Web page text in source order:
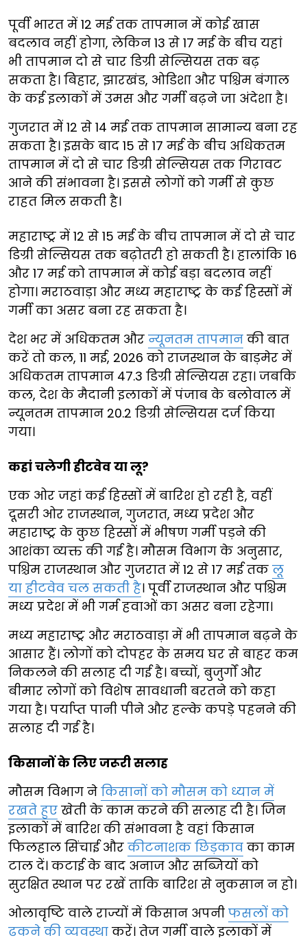
पूर्वी भारत में 12 मई तक तापमान में कोई खास
बदलाव नहीं होगा, लेकिन 13 से 17 मई के बीच यहां
भी तापमान दो से चार डिग्री सेल्सियस तक बढ़
सकता है। बिहार, झारखंड, ओडिशा और पश्चिम बंगाल
के कई इलाकों में उमस और गर्मी बढ़ने जा अंदेशा है।
गुजरात में 12 से 14 मई तक तापमान सामान्य बना रह
सकता है। इसके बाद 15 से 17 मई के बीच अधिकतम
तापमान में दो से चार डिग्री सेल्सियस तक गिरावट
आने की संभावना है। इससे लोगों को गर्मी से कुछ
राहत मिल सकती है।
महाराष्ट्र में 12 से 15 मई के बीच तापमान में दो से चार
डिग्री सेल्सियस तक बढ़ोतरी हो सकती है। हालांकि 16
और 17 मई को तापमान में कोई बड़ा बदलाव नहीं
होगा। मराठवाड़ा और मध्य महाराष्ट्र के कई हिस्सों में
गर्मी का असर बना रह सकता है।
देश भर में अधिकतम और न्यूनतम तापमान की बात
करें तो कल, 11 मई, 2026 को राजस्थान के बाड़मेर में
अधिकतम तापमान 47.3 डिग्री सेल्सियस रहा। जबकि
कल, देश के मैदानी इलाकों में पंजाब के बलोवाल में
न्यूनतम तापमान 20.2 डिग्री सेल्सियस दर्ज किया
गया।
कहां चलेगी हीटवेव या लू?
एक ओर जहां कई हिस्सों में बारिश हो रही है, वहीं
दूसरी ओर राजस्थान, गुजरात, मध्य प्रदेश और
महाराष्ट्र के कुछ हिस्सों में भीषण गर्मी पड़ने की
आशंका व्यक्त की गई है। मौसम विभाग के अनुसार,
पश्चिम राजस्थान और गुजरात में 12 से 17 मई तक लू
या हीटवेव चल सकती है। पूर्वी राजस्थान और पश्चिम
मध्य प्रदेश में भी गर्म हवाओं का असर बना रहेगा।
मध्य महाराष्ट्र और मराठवाड़ा में भी तापमान बढ़ने के
आसार हैं। लोगों को दोपहर के समय घर से बाहर कम
निकलने की सलाह दी गई है। बच्चों, बुजुर्गों और
बीमार लोगों को विशेष सावधानी बरतने को कहा
गया है। पर्याप्त पानी पीने और हल्के कपड़े पहनने की
सलाह दी गई है।
किसानों के लिए जरूरी सलाह
मौसम विभाग ने किसानों को मौसम को ध्यान में
रखते हुए खेती के काम करने की सलाह दी है। जिन
इलाकों में बारिश की संभावना है वहां किसान
फिलहाल सिंचाई और कीटनाशक छिड़काव का काम
टाल दें। कटाई के बाद अनाज और सब्जियों को
सुरक्षित स्थान पर रखें ताकि बारिश से नुकसान न हो।
ओलावृष्टि वाले राज्यों में किसान अपनी फसलों को
ढकने की व्यवस्था करें। तेज गर्मी वाले इलाकों में